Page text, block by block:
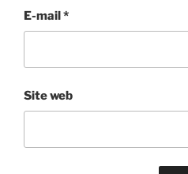
E-mail*
Site web